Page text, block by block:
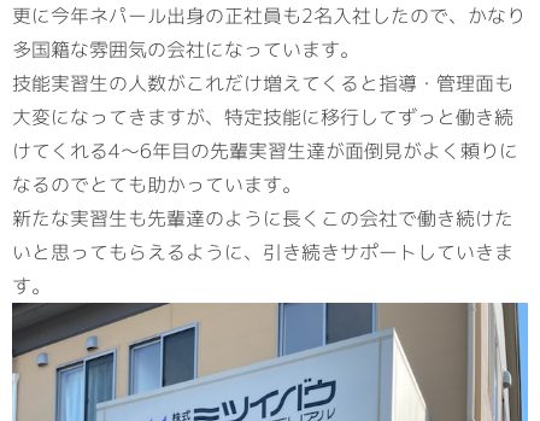
更に今年ネパール出身の正社員も2名入社したので、かなり
多国籍な雰囲気の会社になっています。
技能実習生の人数がこれだけ増えてくると指導・管理面も
大変になってきますが、特定技能に移行してずっと働き続
けてくれる4～6年目の先輩実習生達が面倒見がよく頼りに
なるのでとても助かっています。
新たな実習生も先輩達のように長くこの会社で働き続けた
いと思ってもらえるように、引き続きサポートしていきま
す。